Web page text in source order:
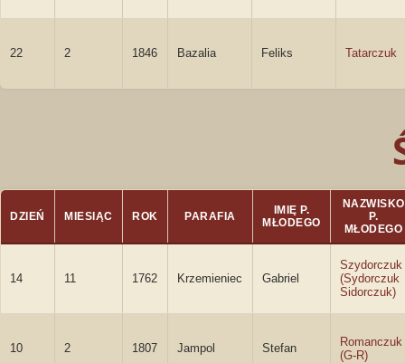
22 2 1846 Bazalia Feliks Tatarczuk
DZIEŃ MIESIĄC ROK PARAFIA
IMIĘ P.
MŁODEGO
NAZWISKO
P.
MŁODEGO
14 11 1762 Krzemieniec Gabriel
Szydorczuk
(Sydorczuk
Sidorczuk)
10 2 1807 Jampol Stefan
Romanczuk
(G-R)